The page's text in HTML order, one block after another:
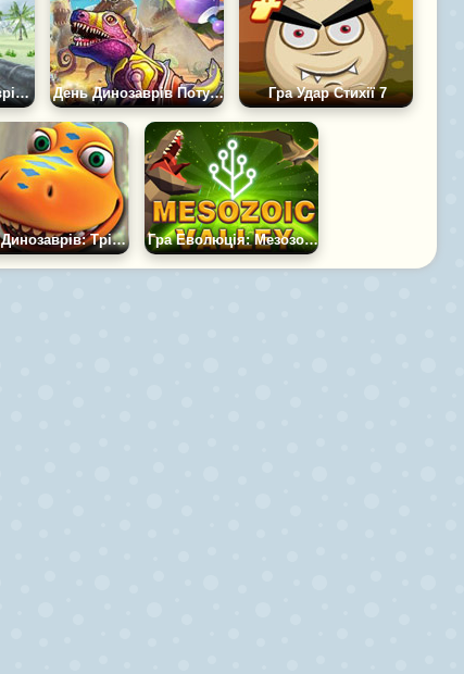
Гра Острів Динозаврів: Буйство День Динозаврів Потужний Захист Гра Удар Стихії 7
Поїзд Динозаврів: Тріатлон Гра Еволюція: Мезозойська Долина